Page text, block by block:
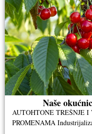
Naše
AUTOHTONE TREŠNJE
PROMENAMA